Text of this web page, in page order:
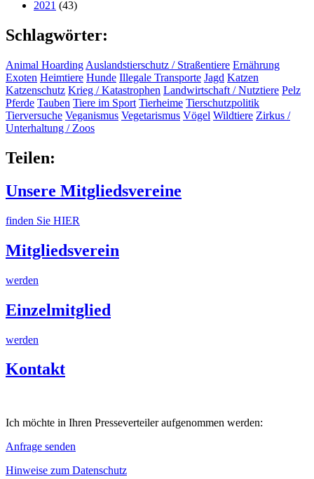
2021 (43)
Schlagwörter:
Animal Hoarding Auslandstierschutz / Straßentiere Ernährung
Exoten Heimtiere Hunde Illegale Transporte Jagd Katzen
Katzenschutz Krieg / Katastrophen Landwirtschaft / Nutztiere Pelz
Pferde Tauben Tiere im Sport Tierheime Tierschutzpolitik
Tierversuche Veganismus Vegetarismus Vögel Wildtiere Zirkus /
Unterhaltung / Zoos
Teilen:
Unsere Mitgliedsvereine
finden Sie HIER
Mitgliedsverein
werden
Einzelmitglied
werden
Kontakt
Ich möchte in Ihren Presseverteiler aufgenommen werden:
Anfrage senden
Hinweise zum Datenschutz